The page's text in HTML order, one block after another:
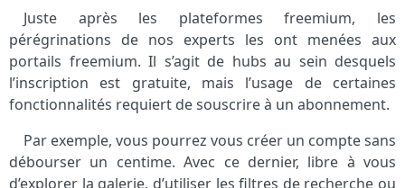
Juste après les plateformes freemium, les
pérégrinations de nos experts les ont menées aux
portails freemium. Il s’agit de hubs au sein desquels
l’inscription est gratuite, mais l’usage de certaines
fonctionnalités requiert de souscrire à un abonnement.
Par exemple, vous pourrez vous créer un compte sans
débourser un centime. Avec ce dernier, libre à vous
d’explorer la galerie, d’utiliser les filtres de recherche ou